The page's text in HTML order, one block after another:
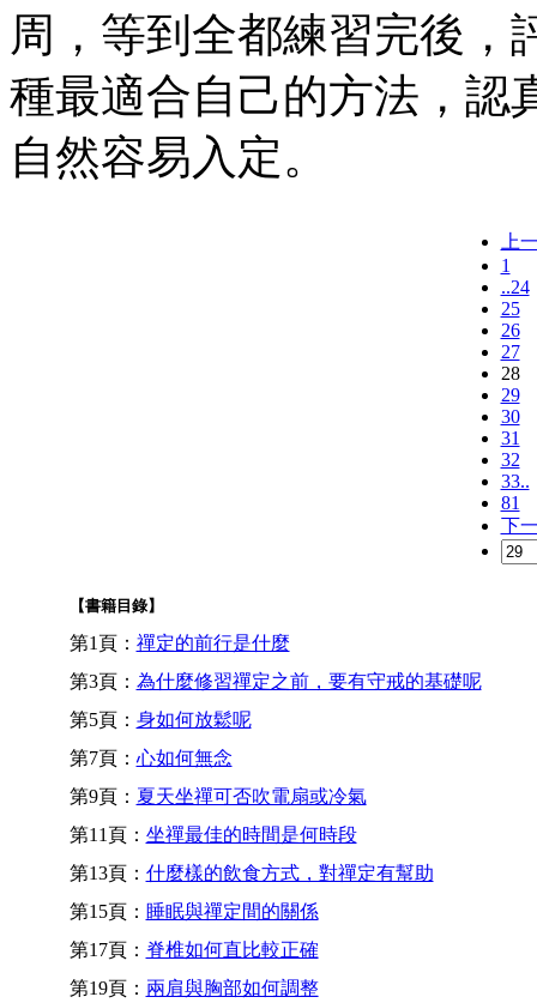
周，等到全都練習完後，
種最適合自己的方法，認
自然容易入定。
上
1
..24
25
26
27
28
29
30
31
32
33..
81
下
【書籍目錄】
第1頁： 禪定的前行是什麼
第3頁： 為什麼修習禪定之前，要有守戒的基礎呢
第5頁： 身如何放鬆呢
第7頁： 心如何無念
第9頁： 夏天坐禪可否吹電扇或冷氣
第11頁： 坐禪最佳的時間是何時段
第13頁： 什麼樣的飲食方式，對禪定有幫助
第15頁： 睡眠與禪定間的關係
第17頁： 脊椎如何直比較正確
第19頁： 兩肩與胸部如何調整